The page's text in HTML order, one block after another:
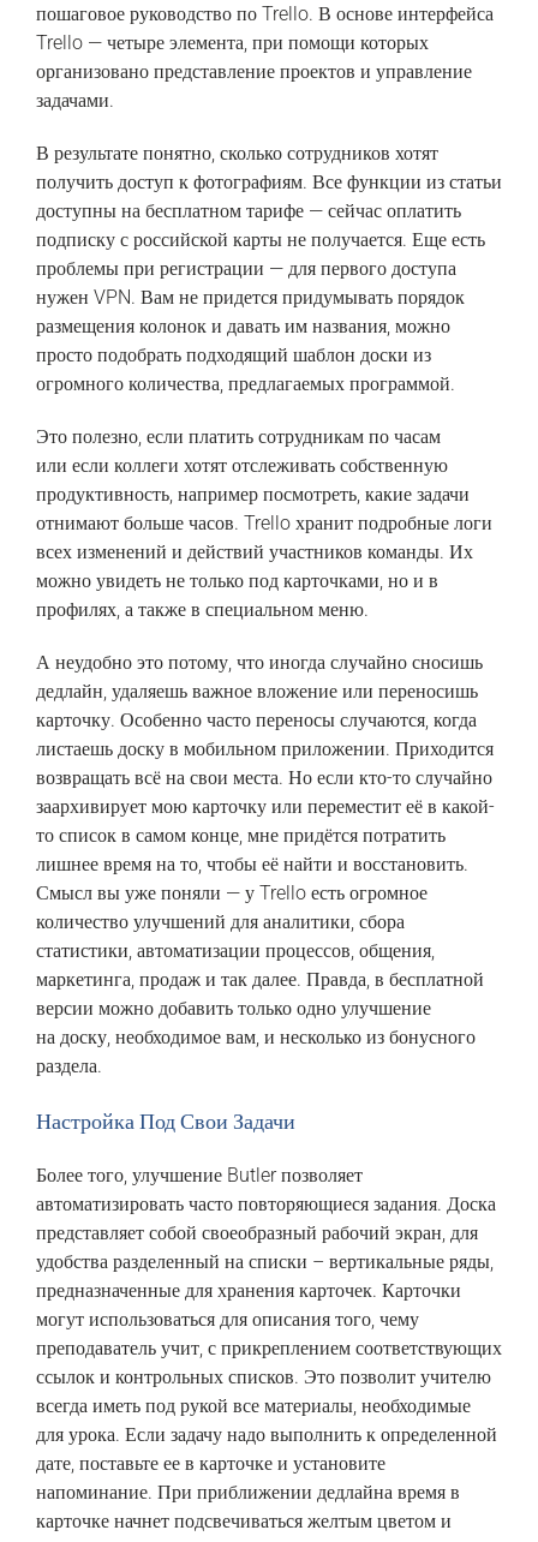
пошаговое руководство по Trello. В основе интерфейса
Trello — четыре элемента, при помощи которых
организовано представление проектов и управление
задачами.
В результате понятно, сколько сотрудников хотят
получить доступ к фотографиям. Все функции из статьи
доступны на бесплатном тарифе — сейчас оплатить
подписку с российской карты не получается. Еще есть
проблемы при регистрации — для первого доступа
нужен VPN. Вам не придется придумывать порядок
размещения колонок и давать им названия, можно
просто подобрать подходящий шаблон доски из
огромного количества, предлагаемых программой.
Это полезно, если платить сотрудникам по часам
или если коллеги хотят отслеживать собственную
продуктивность, например посмотреть, какие задачи
отнимают больше часов. Trello хранит подробные логи
всех изменений и действий участников команды. Их
можно увидеть не только под карточками, но и в
профилях, а также в специальном меню.
А неудобно это потому, что иногда случайно сносишь
дедлайн, удаляешь важное вложение или переносишь
карточку. Особенно часто переносы случаются, когда
листаешь доску в мобильном приложении. Приходится
возвращать всё на свои места. Но если кто-то случайно
заархивирует мою карточку или переместит её в какой-
то список в самом конце, мне придётся потратить
лишнее время на то, чтобы её найти и восстановить.
Смысл вы уже поняли — у Trello есть огромное
количество улучшений для аналитики, сбора
статистики, автоматизации процессов, общения,
маркетинга, продаж и так далее. Правда, в бесплатной
версии можно добавить только одно улучшение
на доску, необходимое вам, и несколько из бонусного
раздела.
Настройка Под Свои Задачи
Более того, улучшение Butler позволяет
автоматизировать часто повторяющиеся задания. Доска
представляет собой своеобразный рабочий экран, для
удобства разделенный на списки – вертикальные ряды,
предназначенные для хранения карточек. Карточки
могут использоваться для описания того, чему
преподаватель учит, с прикреплением соответствующих
ссылок и контрольных списков. Это позволит учителю
всегда иметь под рукой все материалы, необходимые
для урока. Если задачу надо выполнить к определенной
дате, поставьте ее в карточке и установите
напоминание. При приближении дедлайна время в
карточке начнет подсвечиваться желтым цветом и